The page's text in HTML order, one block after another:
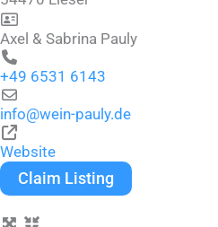
Axel & Sabrina Pauly
+49 6531 6143
info@wein-pauly.de
Website
Claim Listing